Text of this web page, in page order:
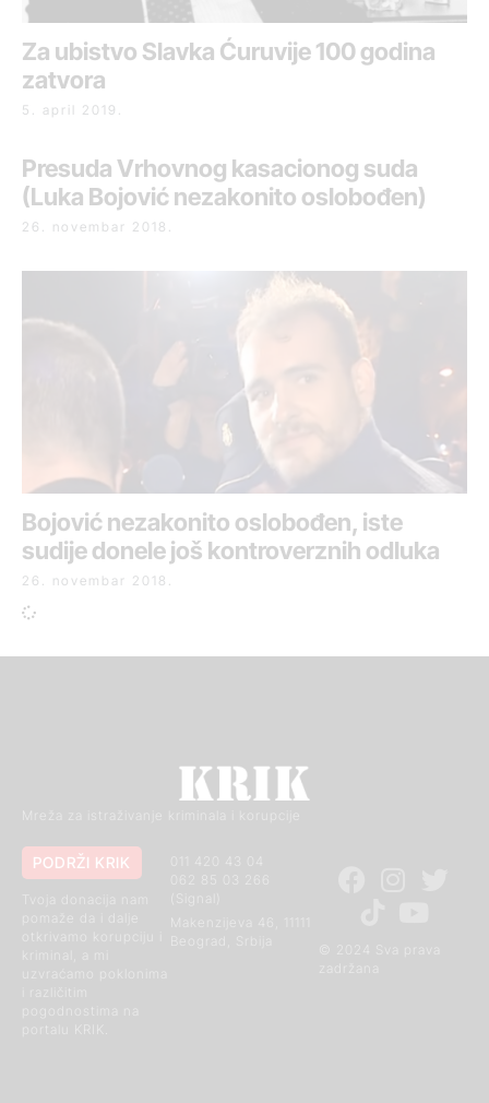
Za ubistvo Slavka Ćuruvije 100 godina
zatvora
5. april 2019.
Presuda Vrhovnog kasacionog suda
(Luka Bojović nezakonito oslobođen)
26. novembar 2018.
Bojović nezakonito oslobođen, iste
sudije donele još kontroverznih odluka
26. novembar 2018.
Mreža za istraživanje kriminala i korupcije
© 2024 Sva prava
011 420 43 04
Makenzijeva 46, 11111
PODRŽI KRIK
otkrivamo korupciju i
kriminal, a mi
uzvraćamo poklonima
i različitim
pogodnostima na
portalu KRIK.